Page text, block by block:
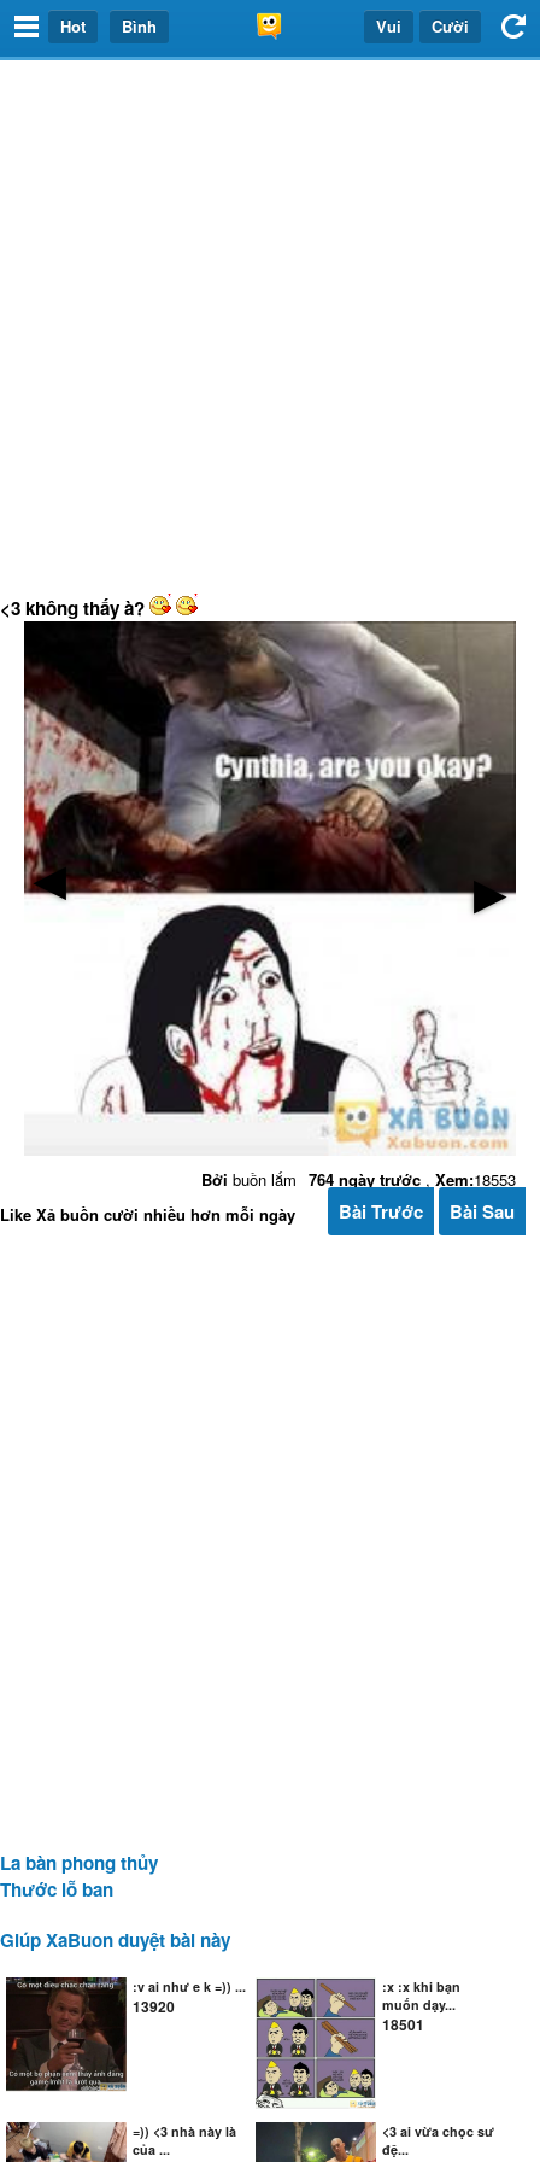
Hot Bình Cười
Vui
<3 không thấy à?
▶
▶
764 ngày trước , Xem:18553
Bởi buồn lắm
Bài Trước Bài Sau
Like Xả buồn cười nhiều hơn mỗi ngày
La bàn phong thủy
Thước lỗ ban
Giúp XaBuon duyệt bài này
:v ai như e k =)) ...
13920
:x :x khi bạn
muốn dạy...
18501
=)) <3 nhà này là
của ...
<3 ai vừa chọc sư
đệ...